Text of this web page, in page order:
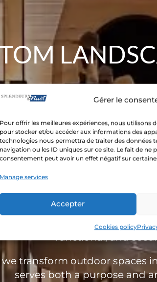
Gérer le
Pour offrir les meilleures expériences, nous utilisons
pour stocker et/ou accéder aux informations des
technologies nous permettra de traiter des données
navigation ou les ID uniques sur ce site. Le fait de ne
consentement peut avoir un effet négatif sur
Manage services
Accepter
Cookies policy
area of your
CONTACT US
to be highlighted—even
pathways, rock formations,
transform outdoor spaces
serves both a purpose and